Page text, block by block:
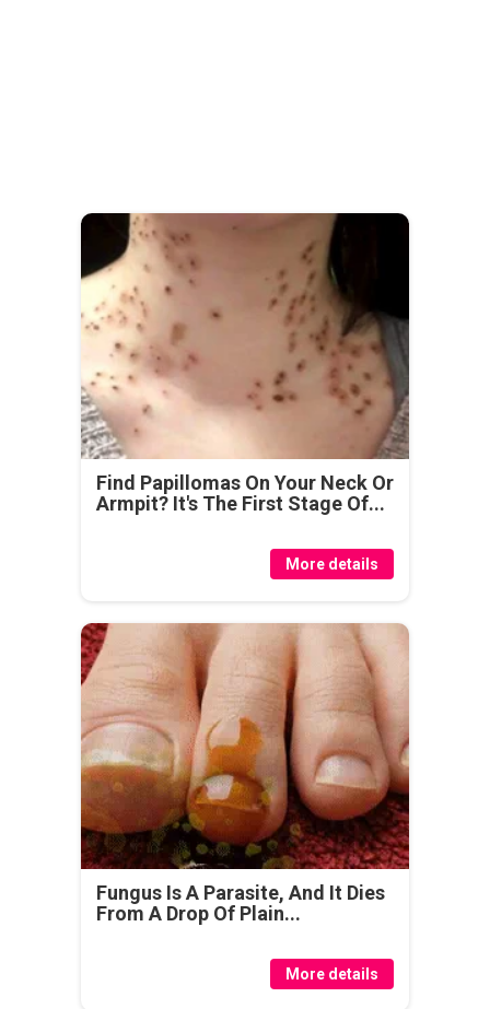
Find Papillomas On Your Neck Or
Armpit? It's The First Stage Of...
More details
Fungus Is A Parasite, And It Dies
From A Drop Of Plain...
More details